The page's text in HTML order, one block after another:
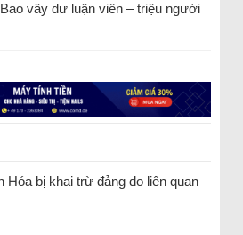
Bao vây dư luận viên – triệu người
Hóa bị khai trừ đảng do liên quan